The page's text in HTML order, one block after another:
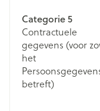
Categorie 5
Contractuele
gegevens (voor
het
betreft)